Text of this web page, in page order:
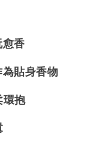
香
為貼身香物
環抱